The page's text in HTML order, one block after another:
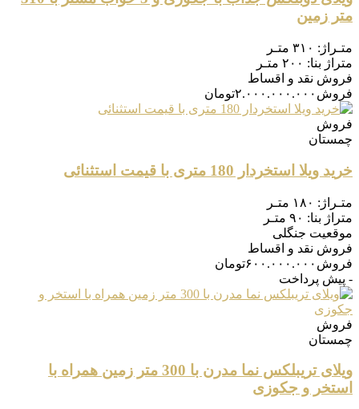
متر زمین
متـراژ: ۳۱۰ متـر
متراژ بنا: ۲۰۰ متـر
فروش نقد و اقساط
فروش ۲.۰۰۰.۰۰۰.۰۰۰تومان
فروش
چمستان
خرید ویلا استخردار 180 متری با قیمت استثنائی
متـراژ: ۱۸۰ متـر
متراژ بنا: ۹۰ متـر
موقعیت جنگلی
فروش نقد و اقساط
فروش ۶۰۰.۰۰۰.۰۰۰تومان
- پیش پرداخت
فروش
چمستان
ویلای تریبلکس نما مدرن با 300 متر زمین همراه با
استخر و جکوزی